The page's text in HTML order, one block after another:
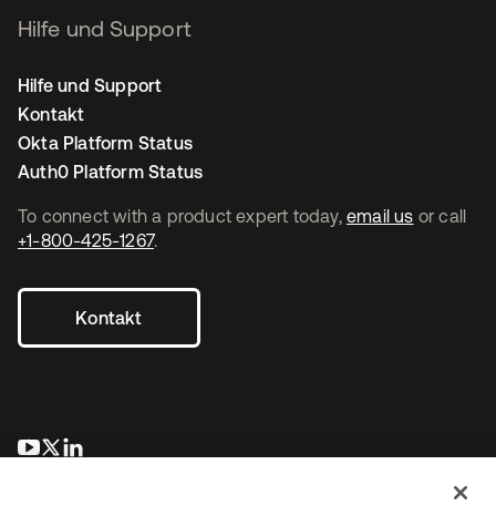
To connect with a product expert today, email us or call
+1-800-425-1267.
Kontakt
wird in einer neuen Registerkarte geöffnet
wird in einer neuen Registerkarte geöffnet
Hilfe und Support
Hilfe und Support
Kontakt
Okta Platform Status
Auth0 Platform Status